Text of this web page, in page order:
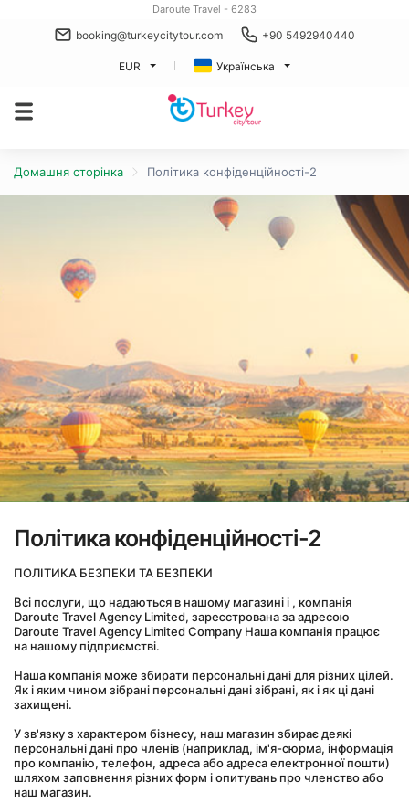
Daroute Travel - 6283
booking@turkeycitytour.com +90 5492940440
EUR Українська
Домашня сторінка Політика конфіденційності-2
Політика конфіденційності-2
ПОЛІТИКА БЕЗПЕКИ ТА БЕЗПЕКИ
Всі послуги, що надаються в нашому магазині і , компанія
Daroute Travel Agency Limited, зареєстрована за адресою
Daroute Travel Agency Limited Company Наша компанія працює
на нашому підприємстві.
Наша компанія може збирати персональні дані для різних цілей.
Як і яким чином зібрані персональні дані зібрані, як і як ці дані
захищені.
У зв'язку з характером бізнесу, наш магазин збирає деякі
персональні дані про членів (наприклад, ім'я-сюрма, інформація
про компанію, телефон, адреса або адреса електронної пошти)
шляхом заповнення різних форм і опитувань про членство або
наш магазин.